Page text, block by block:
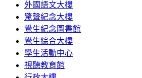
外國語文大樓
驚聲紀念大樓
覺生紀念圖書館
覺生綜合大樓
學生活動中心
視聽教育館